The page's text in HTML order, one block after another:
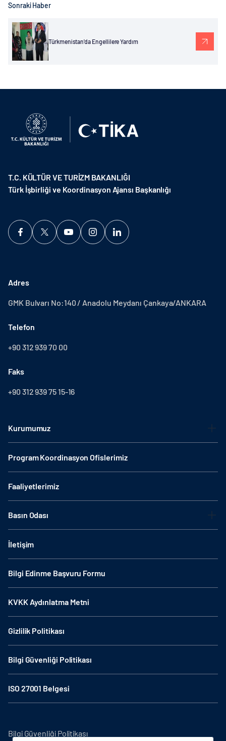
Sonraki Haber
Türkmenistan'da Engellilere Yardım
T.C. KÜLTÜR VE TURİZM BAKANLIĞI
Türk İşbirliği ve Koordinasyon Ajansı Başkanlığı
Adres
GMK Bulvarı No:140 / Anadolu Meydanı Çankaya/ANKARA
Telefon
+90 312 939 70 00
Faks
+90 312 939 75 15-16
Kurumumuz
Program Koordinasyon Ofislerimiz
Faaliyetlerimiz
Basın Odası
İletişim
Bilgi Edinme Başvuru Formu
KVKK Aydınlatma Metni
Gizlilik Politikası
Bilgi Güvenliği Politikası
ISO 27001 Belgesi
Bilgi Güvenliği Politikası